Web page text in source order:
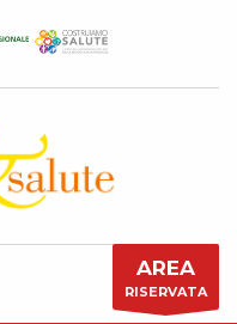
AREA
RISERVATA